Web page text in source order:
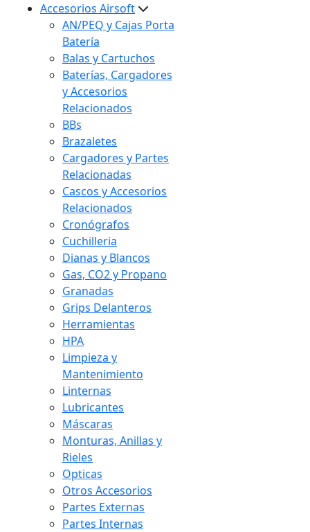
Accesorios Airsoft
AN/PEQ y Cajas Porta
Batería
Balas y Cartuchos
Baterías, Cargadores
y Accesorios
Relacionados
BBs
Brazaletes
Cargadores y Partes
Relacionadas
Cascos y Accesorios
Relacionados
Cronógrafos
Cuchilleria
Dianas y Blancos
Gas, CO2 y Propano
Granadas
Grips Delanteros
Herramientas
HPA
Limpieza y
Mantenimiento
Linternas
Lubricantes
Máscaras
Monturas, Anillas y
Rieles
Opticas
Otros Accesorios
Partes Externas
Partes Internas